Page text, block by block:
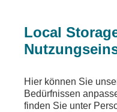
Ein Fehler ist
Die angeforderte
Local
Hier können Sie
Bedürfnissen
finden Sie unter